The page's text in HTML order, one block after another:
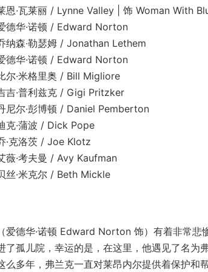
/ Lynne Valley | 饰 Woman With
·诺顿 / Edward Norton
瑟姆 / Jonathan Lethem
华·诺顿 / Edward Norton
里奥 / Bill Migliore
兹克 / Gigi Pritzker
·彭博顿 / Daniel Pemberton
蒲波 / Dick Pope
洛茨 / Joe Klotz
考夫曼 / Avy Kaufman
米克尔 / Beth Mickle
德华·诺顿 Edward Norton 饰）有着非常悲
了孤儿院，幸运的是，在这里，他遇见了名为
么多年，弗兰克一直对莱昂内尔提供着保护